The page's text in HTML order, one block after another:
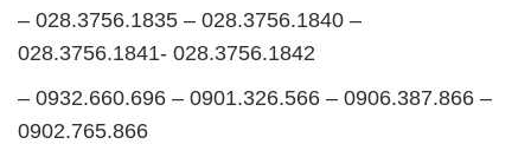
– 028.3756.1835 – 028.3756.1840 –
028.3756.1841- 028.3756.1842
– 0932.660.696 – 0901.326.566 – 0906.387.866 –
0902.765.866